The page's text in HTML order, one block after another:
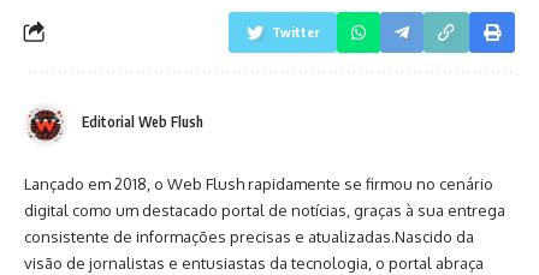
Twitter
Editorial Web Flush
Lançado em 2018, o Web Flush rapidamente se firmou no cenário
digital como um destacado portal de notícias, graças à sua entrega
consistente de informações precisas e atualizadas.Nascido da
visão de jornalistas e entusiastas da tecnologia, o portal abraça